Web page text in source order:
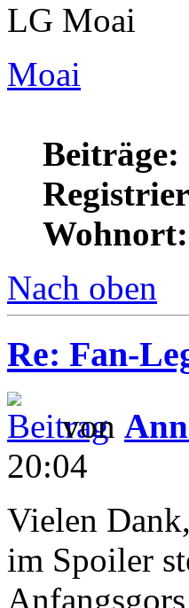
LG Moai
Moai
Beiträge:
Wohnort:
Nach oben
Re: Fan-
von
20:04
Vielen
im Spoiler